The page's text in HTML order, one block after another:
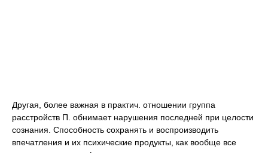
Другая, более важная в практич. отношении группа
расстройств П. обнимает нарушения последней при целости
сознания. Способность сохранять и воспроизводить
впечатления и их психические продукты, как вообще все